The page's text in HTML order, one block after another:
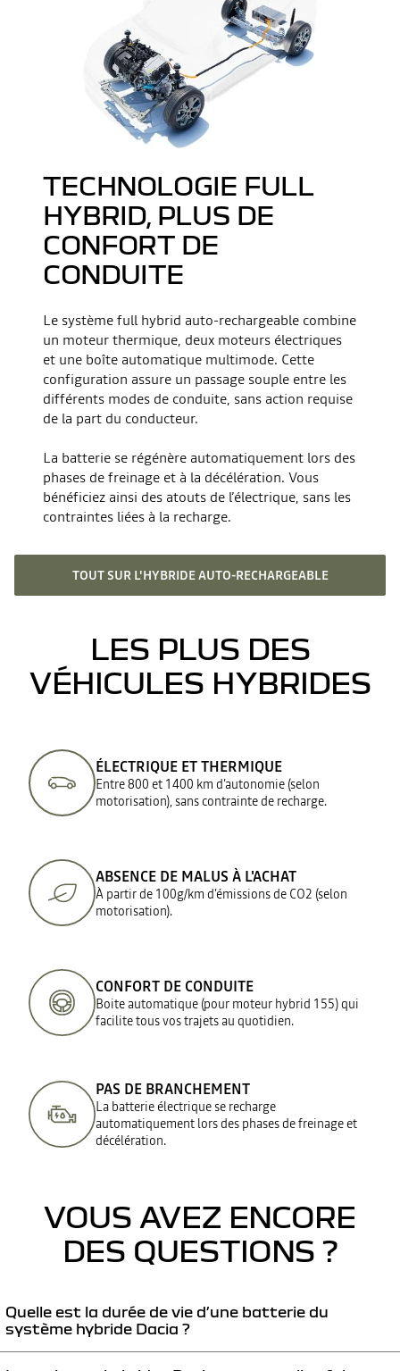
TECHNOLOGIE FULL
HYBRID, PLUS DE
CONFORT DE
CONDUITE
Le système full hybrid auto-rechargeable combine
un moteur thermique, deux moteurs électriques
et une boîte automatique multimode. Cette
configuration assure un passage souple entre les
différents modes de conduite, sans action requise
de la part du conducteur.
La batterie se régénère automatiquement lors des
phases de freinage et à la décélération. Vous
bénéficiez ainsi des atouts de l’électrique, sans les
contraintes liées à la recharge.
TOUT SUR L'HYBRIDE AUTO-RECHARGEABLE
LES PLUS DES
VÉHICULES HYBRIDES
ÉLECTRIQUE ET THERMIQUE
Entre 800 et 1400 km d’autonomie (selon
motorisation), sans contrainte de recharge.
ABSENCE DE MALUS À L'ACHAT
À partir de 100g/km d’émissions de CO2​ (selon
motorisation).
CONFORT DE CONDUITE
Boite automatique (pour moteur hybrid 155) qui
facilite tous vos trajets au quotidien.​
PAS DE BRANCHEMENT
La batterie électrique se recharge
automatiquement lors des phases de freinage et
décélération.​
VOUS AVEZ ENCORE
DES QUESTIONS ?
Quelle est la durée de vie d’une batterie du
système hybride Dacia ?